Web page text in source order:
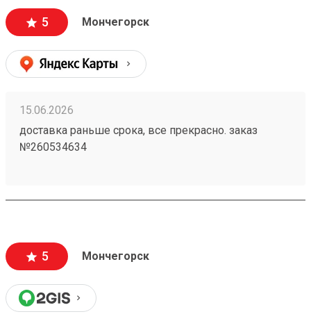
5 Мончегорск
15.06.2026
доставка раньше срока, все прекрасно. заказ
№260534634
5 Мончегорск